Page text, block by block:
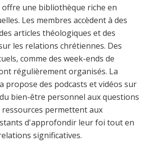
une bibliothèque riche en
Les membres accèdent à des
articles théologiques et des
les relations chrétiennes. Des
comme des week-ends de
régulièrement organisés. La
propose des podcasts et vidéos sur
bien-être personnel aux questions
ressources permettent aux
d'approfondir leur foi tout en
significatives.